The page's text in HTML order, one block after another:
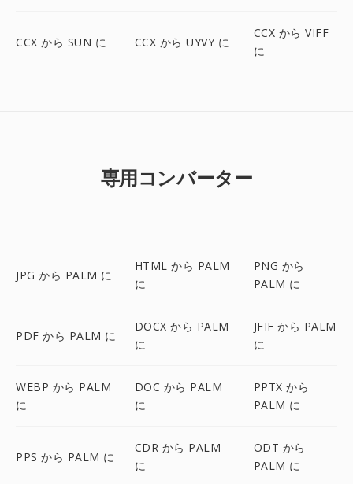
CCX から SUN に CCX から UYVY に
CCX から VIFF
に
専用コンバーター
JPG から PALM に
HTML から PALM
に
PNG から
PALM に
PDF から PALM に
DOCX から PALM
に
JFIF から PALM
に
WEBP から PALM
に
DOC から PALM
に
PPTX から
PALM に
PPS から PALM に
CDR から PALM
に
ODT から
PALM に